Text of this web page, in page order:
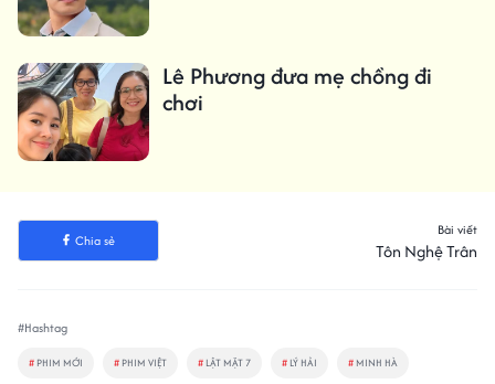
Lê Phương đưa mẹ chồng đi
chơi
Chia sẻ
Bài viết
Tôn Nghệ Trân
#Hashtag
# PHIM MỚI # PHIM VIỆT # LẬT MẶT 7 # LÝ HẢI # MINH HÀ